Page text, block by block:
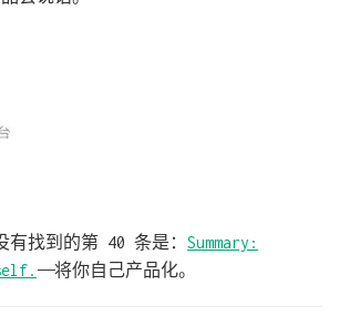
找到的第 40 条是： Summary:
——将你自己产品化。